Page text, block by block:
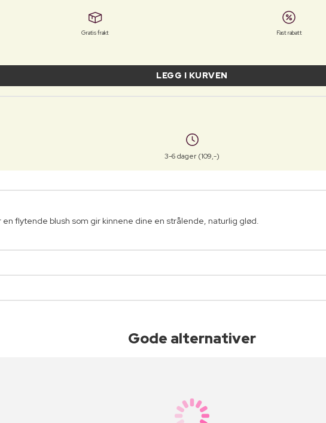
Gratis frakt Fast rabatt
LEGG I KURVEN
3-6 dager (109,-)
en flytende blush som gir kinnene dine en strålende, naturlig glød.
Gode alternativer